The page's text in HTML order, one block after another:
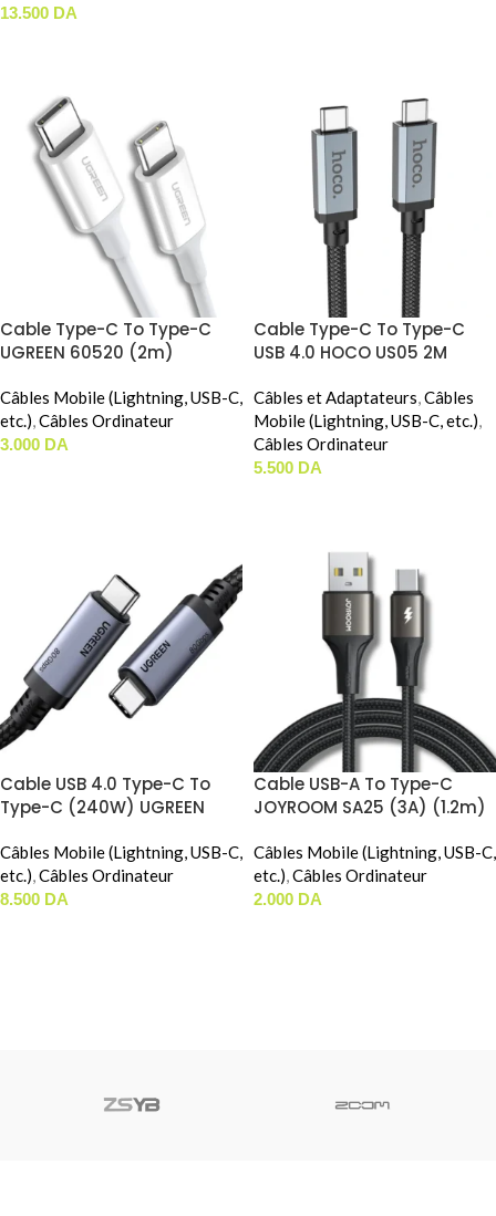
13.500 DA
Cable Type-C To Type-C
UGREEN 60520 (2m)
Câbles Mobile (Lightning, USB-C,
etc.),Câbles Ordinateur
3.000 DA
Cable Type-C To Type-C
USB 4.0 HOCO US05 2M
Câbles et Adaptateurs,Câbles
Mobile (Lightning, USB-C, etc.),
Câbles Ordinateur
5.500 DA
Cable USB 4.0 Type-C To
Type-C (240W) UGREEN
Câbles Mobile (Lightning, USB-C,
etc.),Câbles Ordinateur
8.500 DA
Cable USB-A To Type-C
JOYROOM SA25 (3A) (1.2m)
Câbles Mobile (Lightning, USB-C,
etc.),Câbles Ordinateur
2.000 DA